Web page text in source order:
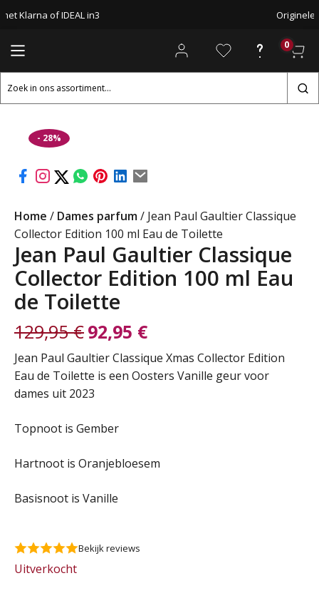
Klarna of IDEAL in3 Originele
0
Zoeken
naar:
- 28%
Home / Dames parfum/ Jean Paul Gaultier Classique
Collector Edition 100 ml Eau de Toilette
Jean Paul Gaultier Classique
Collector Edition 100 ml Eau
de Toilette
129,95€
Oorspronkelijke
prijs
was:
129,95 €.
92,95 €
Huidige
prijs
is:
92,95 €.
Jean Paul Gaultier Classique Xmas Collector Edition
Eau de Toilette is een Oosters Vanille geur voor
dames uit 2023
Topnoot is Gember
Hartnoot is Oranjebloesem
Basisnoot is Vanille
Bekijk reviews
Uitverkocht